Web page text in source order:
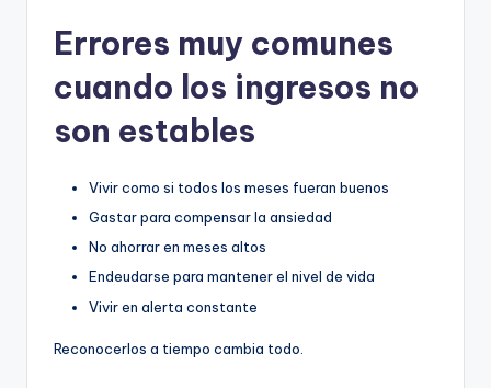
Errores muy comunes
cuando los ingresos no
son estables
Vivir como si todos los meses fueran buenos
Gastar para compensar la ansiedad
No ahorrar en meses altos
Endeudarse para mantener el nivel de vida
Vivir en alerta constante
Reconocerlos a tiempo cambia todo.